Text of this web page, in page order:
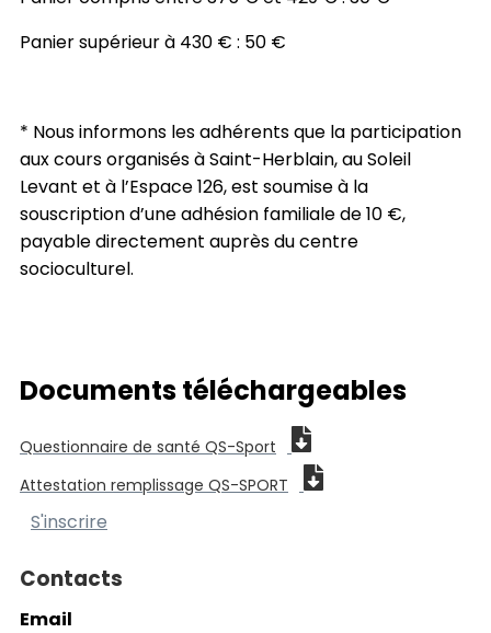
Panier supérieur à 430 € : 50 €
* Nous informons les adhérents que la participation
aux cours organisés à Saint-Herblain, au Soleil
Levant et à l’Espace 126, est soumise à la
souscription d’une adhésion familiale de 10 €,
payable directement auprès du centre
socioculturel.
Documents téléchargeables
Questionnaire de santé QS-Sport
Attestation remplissage QS-SPORT
S'inscrire
Contacts
Email